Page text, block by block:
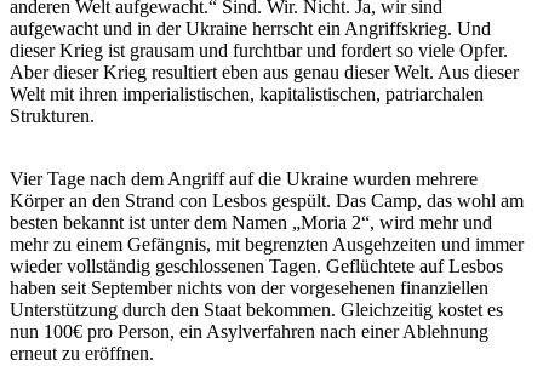
anderen Welt aufgewacht.“ Sind. Wir. Nicht. Ja, wir sind
aufgewacht und in der Ukraine herrscht ein Angriffskrieg. Und
dieser Krieg ist grausam und furchtbar und fordert so viele Opfer.
Aber dieser Krieg resultiert eben aus genau dieser Welt. Aus dieser
Welt mit ihren imperialistischen, kapitalistischen, patriarchalen
Strukturen.
Vier Tage nach dem Angriff auf die Ukraine wurden mehrere
Körper an den Strand con Lesbos gespült. Das Camp, das wohl am
besten bekannt ist unter dem Namen „Moria 2“, wird mehr und
mehr zu einem Gefängnis, mit begrenzten Ausgehzeiten und immer
wieder vollständig geschlossenen Tagen. Geflüchtete auf Lesbos
haben seit September nichts von der vorgesehenen finanziellen
Unterstützung durch den Staat bekommen. Gleichzeitig kostet es
nun 100€ pro Person, ein Asylverfahren nach einer Ablehnung
erneut zu eröffnen.